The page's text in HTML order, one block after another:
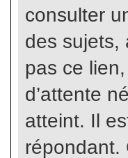
consulter
des sujets,
pas ce
d’attente
atteint. Il
répondant.